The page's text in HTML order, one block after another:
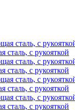
с рукояткой
с рукояткой
с рукояткой
с рукояткой